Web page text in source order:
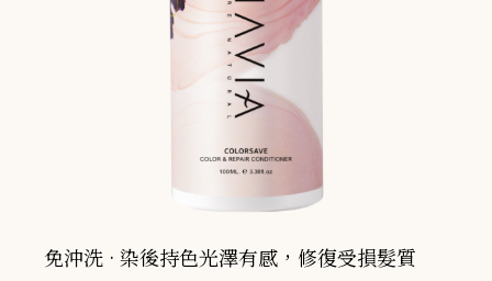
免沖洗 · 染後持色光澤有感，修復受損髮質